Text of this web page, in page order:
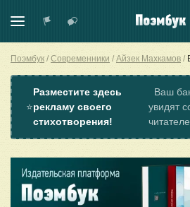
Поэмбук Современники Айзек Махкамов
⭐
Разместите здесь
рекламу своего
стихотворения!
Ваш
увидят